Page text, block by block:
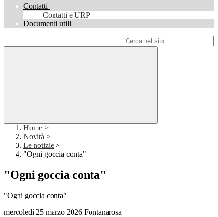
Contatti
Contatti e URP
Documenti utili
Home >
Novità >
Le notizie >
"Ogni goccia conta"
"Ogni goccia conta"
"Ogni goccia conta"
mercoledì 25 marzo 2026 Fontanarosa